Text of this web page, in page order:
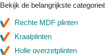
Bekijk de belangrijkste
Rechte MDF plinten
Kraalplinten
Holle overzetplinten